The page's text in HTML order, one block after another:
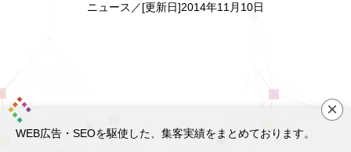
ニュース／[更新日]2014年11月10日
×
WEB広告・SEOを駆使した、集客実績をまとめております。